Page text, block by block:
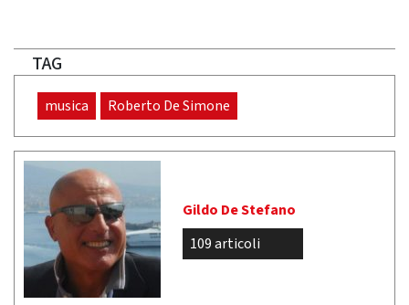
TAG
musica Roberto De Simone
Gildo De Stefano
109 articoli